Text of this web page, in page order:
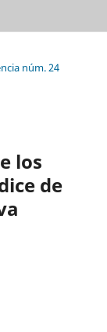
núm. 24
los
de